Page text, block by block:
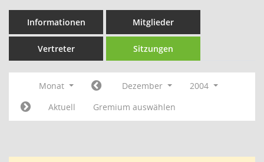
Informationen Mitglieder
Vertreter Sitzungen
Monat Dezember
2004
Aktuell
Gremium auswählen